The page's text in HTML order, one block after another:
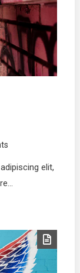
elit,